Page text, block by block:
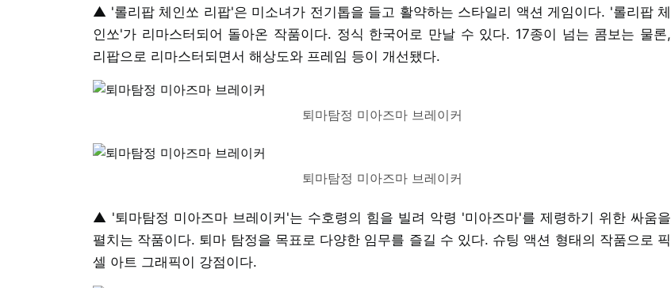
▲ '롤리팝 체인쏘 리팝'은 미소녀가 전기톱을 들고 활약하는 스타일리 액션 게임이다. '롤리팝 체
인쏘'가 리마스터되어 돌아온 작품이다. 정식 한국어로 만날 수 있다. 17종이 넘는 콤보는 물론,
리팝으로 리마스터되면서 해상도와 프레임 등이 개선됐다.
퇴마탐정 미아즈마 브레이커
퇴마탐정 미아즈마 브레이커
▲ '퇴마탐정 미아즈마 브레이커'는 수호령의 힘을 빌려 악령 '미아즈마'를 제령하기 위한 싸움을
펼치는 작품이다. 퇴마 탐정을 목표로 다양한 임무를 즐길 수 있다. 슈팅 액션 형태의 작품으로 픽
셀 아트 그래픽이 강점이다.